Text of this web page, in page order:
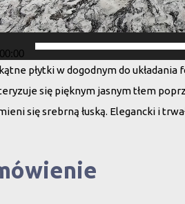
00:00
płytki w dogodnym do układania
się pięknym jasnym tłem
się srebrną łuską. Elegancki i